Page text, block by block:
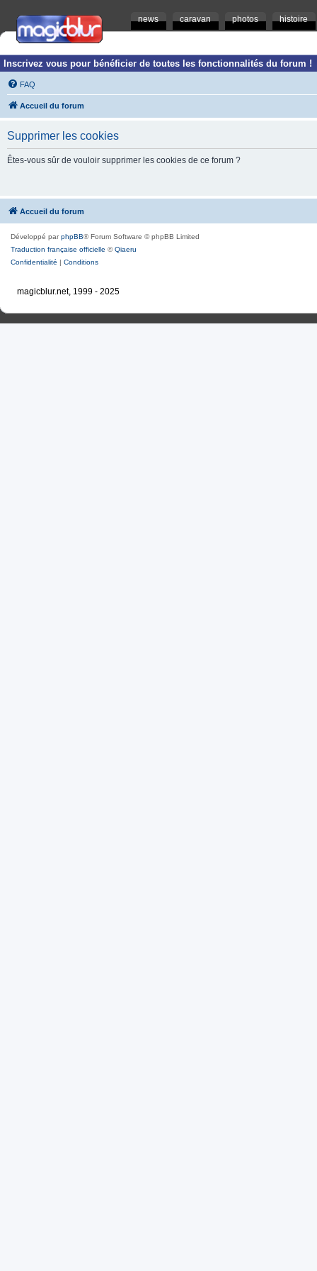
news caravan photos histoire
Inscrivez vous pour bénéficier de toutes les fonctionnalités du forum !
FAQ
Accueil du forum
Supprimer les cookies
Êtes-vous sûr de vouloir supprimer les cookies de ce forum ?
Accueil du forum
Développé parphpBB® Forum Software © phpBB Limited
Traduction française officielle ©Qiaeru
Confidentialité | Conditions
magicblur.net, 1999 - 2025